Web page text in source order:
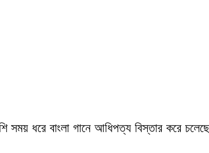
ধরে বাংলা গানে আধিপত্য বিস্তার করে